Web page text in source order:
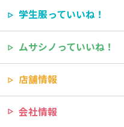
学生服っていいね！
ムサシノっていいね！
店舗情報
会社情報